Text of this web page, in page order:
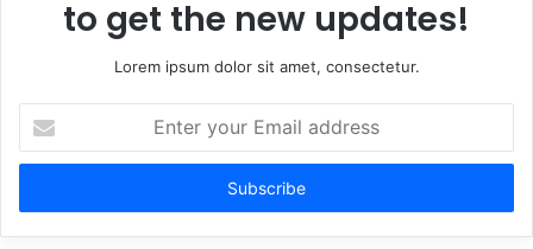
to get the new updates!
Lorem ipsum dolor sit amet, consectetur.
your
Email